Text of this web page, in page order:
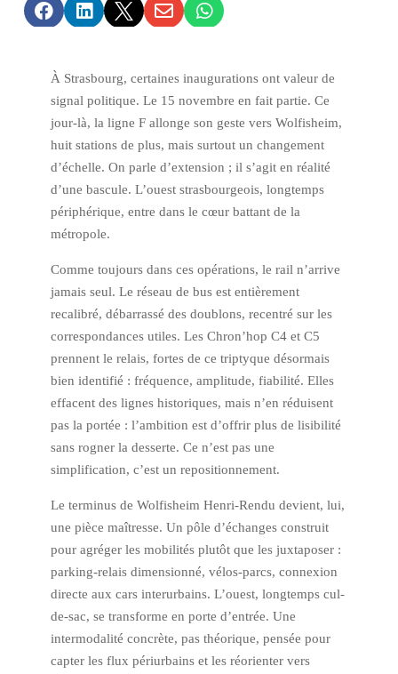
    
À Strasbourg, certaines inaugurations ont valeur de
signal politique. Le 15 novembre en fait partie. Ce
jour-là, la ligne F allonge son geste vers Wolfisheim,
huit stations de plus, mais surtout un changement
d’échelle. On parle d’extension ; il s’agit en réalité
d’une bascule. L’ouest strasbourgeois, longtemps
périphérique, entre dans le cœur battant de la
métropole.
Comme toujours dans ces opérations, le rail n’arrive
jamais seul. Le réseau de bus est entièrement
recalibré, débarrassé des doublons, recentré sur les
correspondances utiles. Les Chron’hop C4 et C5
prennent le relais, fortes de ce triptyque désormais
bien identifié : fréquence, amplitude, fiabilité. Elles
effacent des lignes historiques, mais n’en réduisent
pas la portée : l’ambition est d’offrir plus de lisibilité
sans rogner la desserte. Ce n’est pas une
simplification, c’est un repositionnement.
Le terminus de Wolfisheim Henri-Rendu devient, lui,
une pièce maîtresse. Un pôle d’échanges construit
pour agréger les mobilités plutôt que les juxtaposer :
parking-relais dimensionné, vélos-parcs, connexion
directe aux cars interurbains. L’ouest, longtemps cul-
de-sac, se transforme en porte d’entrée. Une
intermodalité concrète, pas théorique, pensée pour
capter les flux périurbains et les réorienter vers